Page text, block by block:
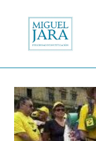
contenido